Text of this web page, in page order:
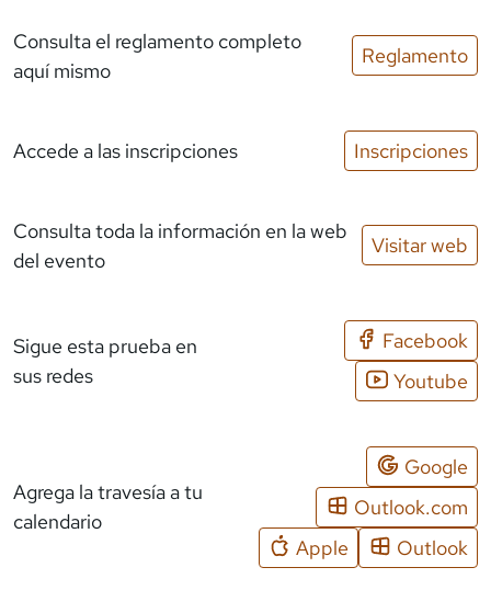
Consulta el reglamento completo
aquí mismo
Reglamento
Accede a las inscripciones Inscripciones
Consulta toda la información en la web
del evento
Visitar web
Sigue esta prueba en
sus redes
Facebook
Youtube
Agrega la travesía a tu
calendario
Google
Outlook.com
Apple
Outlook